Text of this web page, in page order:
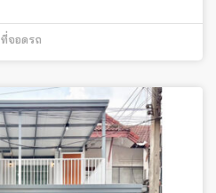
ที่จอดรถ